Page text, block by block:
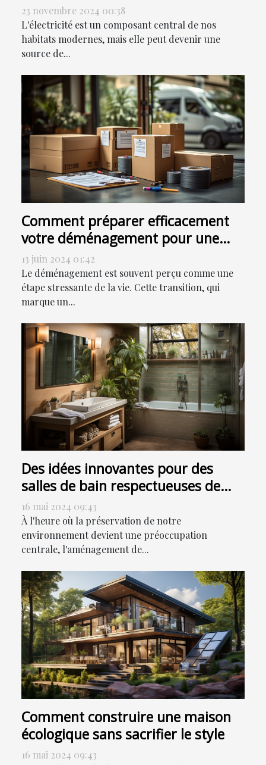
23 novembre 2024 00:38
L'électricité est un composant central de nos
habitats modernes, mais elle peut devenir une
source de...
Comment préparer efficacement
votre déménagement pour une
transition en douceur
13 juin 2024 01:42
Le déménagement est souvent perçu comme une
étape stressante de la vie. Cette transition, qui
marque un...
Des idées innovantes pour des
salles de bain respectueuses de
l'environnement
16 mai 2024 09:43
À l'heure où la préservation de notre
environnement devient une préoccupation
centrale, l'aménagement de...
Comment construire une maison
écologique sans sacrifier le style
16 mai 2024 09:43